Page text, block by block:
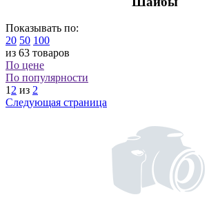
Показывать по:
20 50 100
из 63 товаров
По цене
По популярности
12 из 2
Следующая страница